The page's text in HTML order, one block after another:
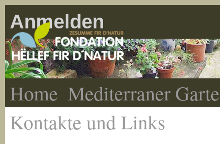
Anmelden
Home Mediterraner
Kontakte und Links